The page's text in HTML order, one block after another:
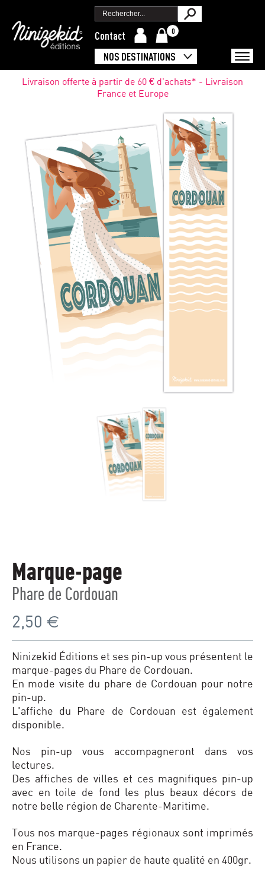
Contact 0
NOS DESTINATIONS
Livraison offerte à partir de 60 € d'achats* - Livraison
France et Europe
Marque-page
Phare de Cordouan
2,50 €
Ninizekid Éditions et ses pin-up vous présentent le
marque-pages du Phare de Cordouan.
En mode visite du phare de Cordouan pour notre
pin-up.
L'affiche du Phare de Cordouan est également
disponible.
Nos pin-up vous accompagneront dans vos
lectures.
Des affiches de villes et ces magnifiques pin-up
avec en toile de fond les plus beaux décors de
notre belle région de Charente-Maritime.
Tous nos marque-pages régionaux sont imprimés
en France.
Nous utilisons un papier de haute qualité en 400gr.